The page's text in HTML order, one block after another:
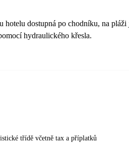
hotelu dostupná po chodníku, na
hydraulického křesla.
třídě včetně tax a příplatků